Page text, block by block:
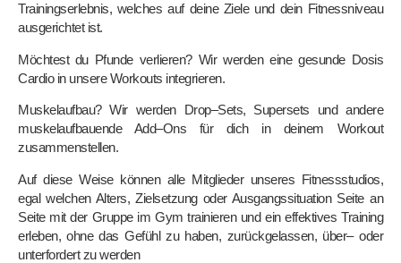
Trainingserlebnis, welches auf deine Ziele und dein Fitnessniveau
ausgerichtet ist.
Möchtest du Pfunde verlieren? Wir werden eine gesunde Dosis
Cardio in unsere Workouts integrieren.
Muskelaufbau? Wir werden Drop–Sets, Supersets und andere
muskelaufbauende Add–Ons für dich
in deinem Workout
zusammenstellen.
Auf diese Weise können alle Mitglieder unseres Fitnessstudios,
egal welchen Alters, Zielsetzung oder Ausgangssituation Seite an
Seite mit der Gruppe im Gym trainieren und ein effektives Training
erleben, ohne das Gefühl zu haben, zurückgelassen, über– oder
unterfordert zu werden